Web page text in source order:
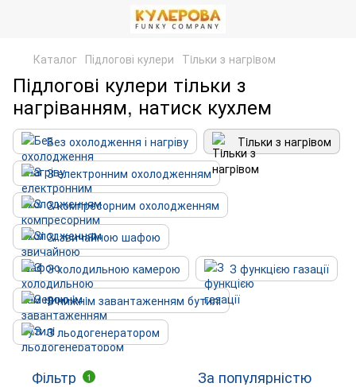
Каталог Підлогові кулери Тiльки з нагрiвом
Підлогові кулери тільки з
нагріванням, натиск кухлем
Без охолодження і нагріву
Тiльки з нагрiвом
З електронним охолодженням
З компресорним охолодженням
Зi звичайною шафою
З холодильною камерою
З функцією газації
З нижнiм завантаженням бутилi
З льодогенератором
Фільтр 1 За популярністю